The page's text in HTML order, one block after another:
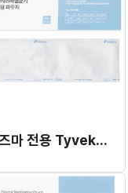
플라즈마 전용 Tyvek 커팅 파우치 7.5cm x 27cm